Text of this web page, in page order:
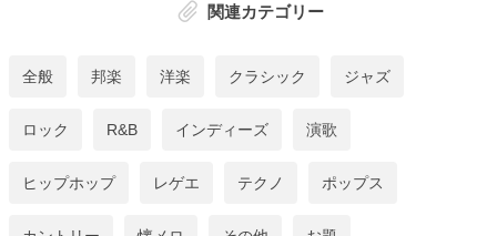
関連カテゴリー
全般 邦楽 洋楽 クラシック ジャズ
ロック R&B インディーズ 演歌
ヒップホップ レゲエ テクノ ポップス